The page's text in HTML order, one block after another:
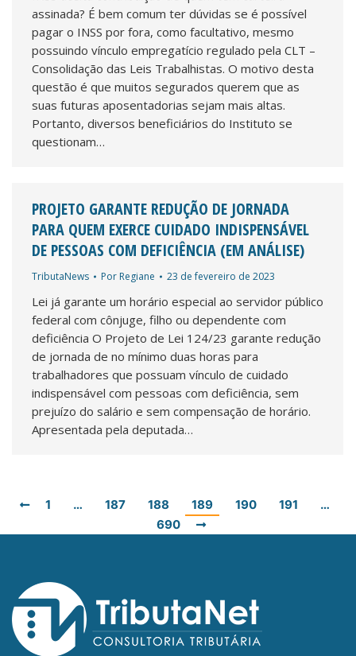
assinada? É bem comum ter dúvidas se é possível
pagar o INSS por fora, como facultativo, mesmo
possuindo vínculo empregatício regulado pela CLT –
Consolidação das Leis Trabalhistas. O motivo desta
questão é que muitos segurados querem que as
suas futuras aposentadorias sejam mais altas.
Portanto, diversos beneficiários do Instituto se
questionam…
PROJETO GARANTE REDUÇÃO DE JORNADA
PARA QUEM EXERCE CUIDADO INDISPENSÁVEL
DE PESSOAS COM DEFICIÊNCIA (EM ANÁLISE)
TributaNews Por Regiane 23 de fevereiro de 2023
Lei já garante um horário especial ao servidor público
federal com cônjuge, filho ou dependente com
deficiência O Projeto de Lei 124/23 garante redução
de jornada de no mínimo duas horas para
trabalhadores que possuam vínculo de cuidado
indispensável com pessoas com deficiência, sem
prejuízo do salário e sem compensação de horário.
Apresentada pela deputada…
1 … 187 188 189 190 191
…
690